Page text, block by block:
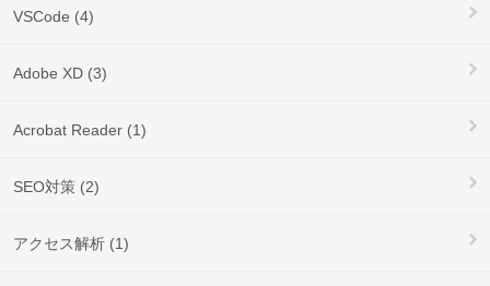
VSCode (4)
Adobe XD (3)
Acrobat Reader (1)
SEO対策 (2)
アクセス解析 (1)